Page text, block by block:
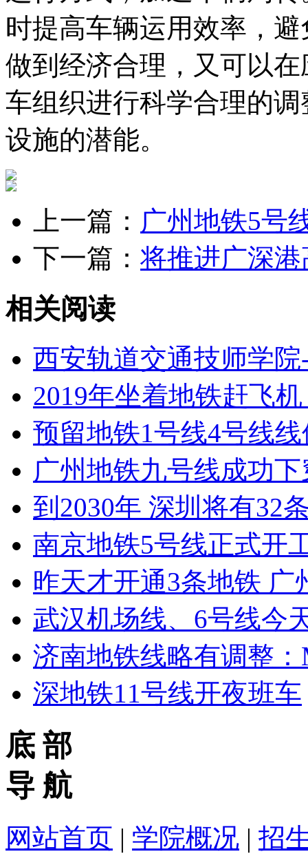
时提高车辆运用效率，
做到经济合理，又可以
车组织进行科学合理的
设施的潜能。
上一篇： 广州地铁5号
下一篇： 将推进广深
相关阅读
西安轨道交通技师学
2019年坐着地铁赶飞
预留地铁1号线4号线线
广州地铁九号线成功
到2030年 深圳将有32
南京地铁5号线正式开
昨天才开通3条地铁 广
武汉机场线、6号线今
济南地铁线略有调整
深地铁11号线开夜班车
底 部
导 航
网站首页 | 学院概况 | 招